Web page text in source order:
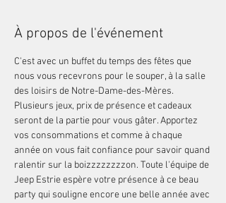
À propos de l'événement
C'est avec un buffet du temps des fêtes que
nous vous recevrons pour le souper, à la salle
des loisirs de Notre-Dame-des-Mères.
Plusieurs jeux, prix de présence et cadeaux
seront de la partie pour vous gâter. Apportez
vos consommations et comme à chaque
année on vous fait confiance pour savoir quand
ralentir sur la boizzzzzzzzon. Toute l'équipe de
Jeep Estrie espère votre présence à ce beau
party qui souligne encore une belle année avec